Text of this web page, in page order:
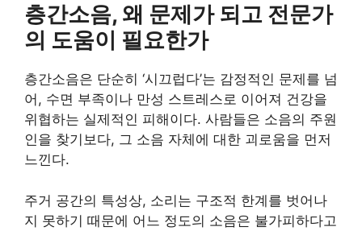
층간소음, 왜 문제가 되고 전문가
의 도움이 필요한가
층간소음은 단순히 ‘시끄럽다’는 감정적인 문제를 넘
어, 수면 부족이나 만성 스트레스로 이어져 건강을
위협하는 실제적인 피해이다. 사람들은 소음의 주원
인을 찾기보다, 그 소음 자체에 대한 괴로움을 먼저
느낀다.
주거 공간의 특성상, 소리는 구조적 한계를 벗어나
지 못하기 때문에 어느 정도의 소음은 불가피하다고